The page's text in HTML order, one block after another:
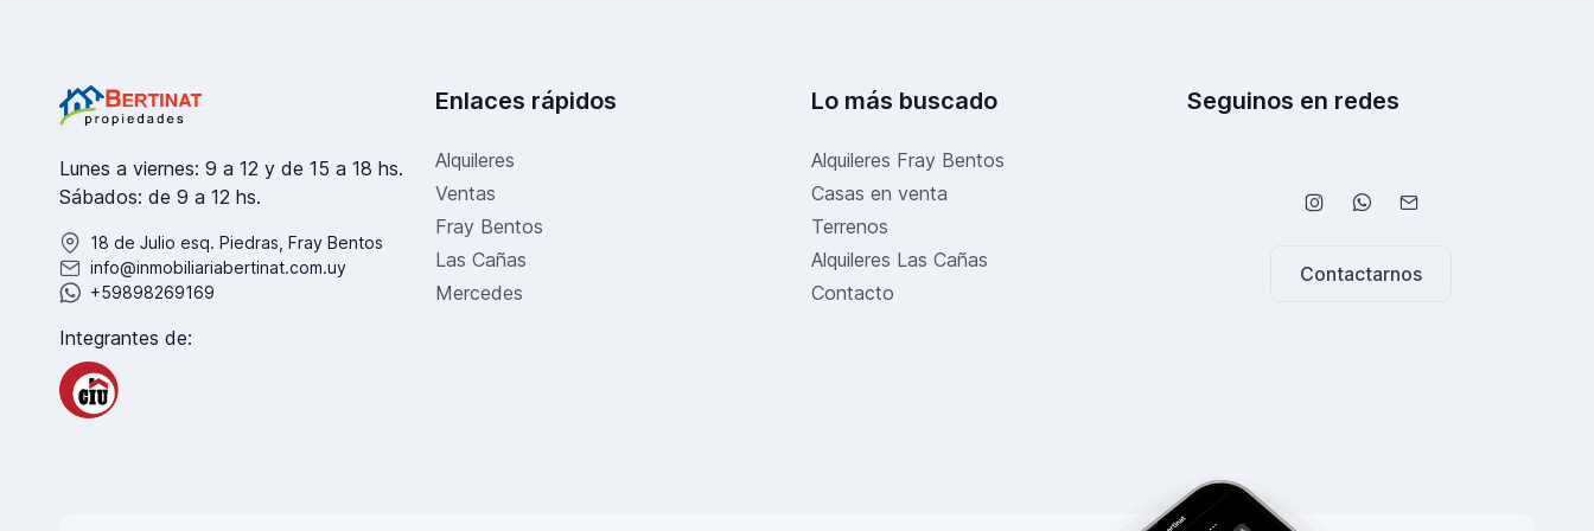
Lunes a viernes: 9 a 12 y de 15 a 18 hs.
Sábados: de 9 a 12 hs.
18 de Julio esq. Piedras, Fray Bentos
info@inmobiliariabertinat.com.uy
+59898269169
Integrantes de:
Enlaces rápidos
Alquileres
Ventas
Fray Bentos
Las Cañas
Mercedes
Lo más buscado
Alquileres Fray Bentos
Casas en venta
Terrenos
Alquileres Las Cañas
Contacto
Seguinos en redes
Contactarnos